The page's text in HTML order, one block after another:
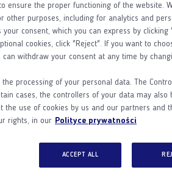
Rejestracja
Kim jesteś?
Farmaceutą
ensure the proper functioning of the website.
other purposes, including for analytics and
consent, which you can express by
cookies, click "Reject". If you want to
can withdraw your consent at any time by
processing of your personal data. The
cases, the controllers of your data may also
the use of cookies by us and our partners and
rights, in our Polityce prywatności
ACCEPT ALL